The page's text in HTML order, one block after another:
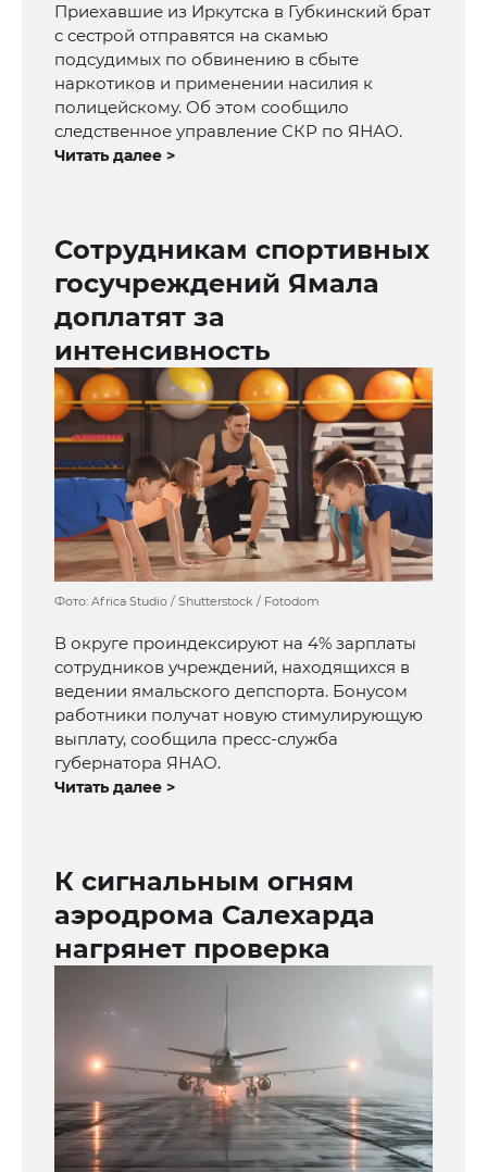
Приехавшие из Иркутска в Губкинский брат
с сестрой отправятся на скамью
подсудимых по обвинению в сбыте
наркотиков и применении насилия к
полицейскому. Об этом сообщило
следственное управление СКР по ЯНАО.
Читать далее >
Сотрудникам спортивных
госучреждений Ямала
доплатят за
интенсивность
Фото: Africa Studio / Shutterstock / Fotodom
В округе проиндексируют на 4% зарплаты
сотрудников учреждений, находящихся в
ведении ямальского депспорта. Бонусом
работники получат новую стимулирующую
выплату, сообщила пресс-служба
губернатора ЯНАО.
Читать далее >
К сигнальным огням
аэродрома Салехарда
нагрянет проверка